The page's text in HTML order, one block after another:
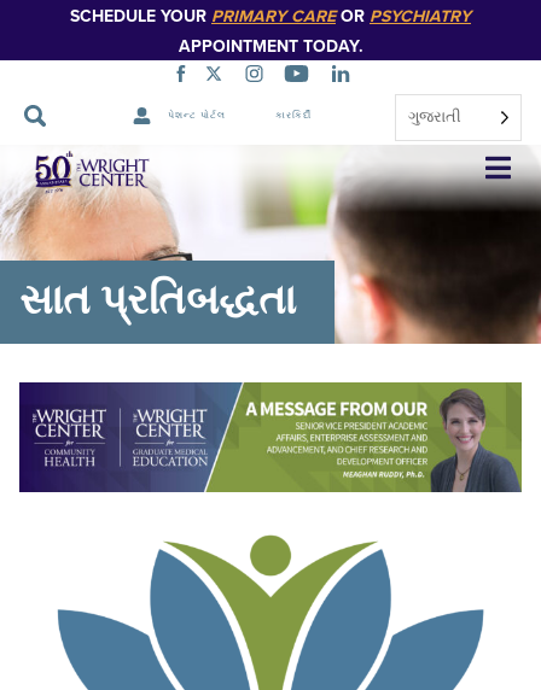
SCHEDULE YOUR PRIMARY CAREOR PSYCHIATRY
APPOINTMENT TODAY.
પેશન્ટ પોર્ટલ કારકિર્દી ગુજરાતી
નેવિગેશન
છોડો
સાત પ્રતિબદ્ધતા